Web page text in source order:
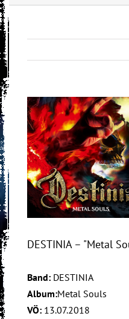
View
Larger
Image
DESTINIA – "Metal
Band: DESTINIA
Album:Metal Souls
VÖ: 13.07.2018